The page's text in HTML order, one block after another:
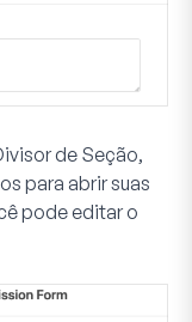
de Seção,
para abrir suas
pode editar o